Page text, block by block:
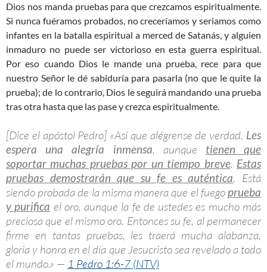
Dios nos manda pruebas para que crezcamos espiritualmente.
Si nunca fuéramos probados, no creceríamos y seriamos como
infantes en la batalla espiritual a merced de Satanás, y alguien
inmaduro no puede ser victorioso en esta guerra espiritual.
Por eso cuando Dios le mande una prueba, rece para que
nuestro Señor le dé sabiduría para pasarla (no que le quite la
prueba); de lo contrario, Dios le seguirá mandando una prueba
tras otra hasta que las pase y crezca espiritualmente.
[Dice el apóstol Pedro] «Así que alégrense de verdad. Les
espera una alegría inmensa, aunque tienen que
soportar muchas pruebas por un tiempo breve. Estas
pruebas demostrarán que su fe es auténtica. Está
siendo probada de la misma manera que el fuegoprueba
y purifica el oro, aunque la fe de ustedes es mucho más
preciosa que el mismo oro. Entonces su fe, al permanecer
firme en tantas pruebas, les traerá mucha alabanza,
gloria y honra en el día que Jesucristo sea revelado a todo
el mundo.» — 1 Pedro 1:6-7 (NTV)